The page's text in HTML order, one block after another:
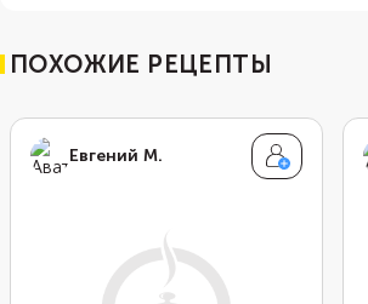
ПОХОЖИЕ РЕЦЕПТЫ
Евгений М.